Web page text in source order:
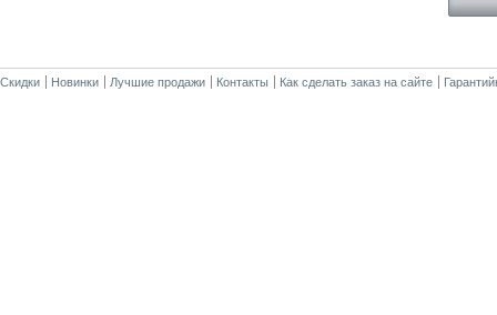
Скидки Новинки Лучшие продажи Контакты Как сделать заказ на сайте